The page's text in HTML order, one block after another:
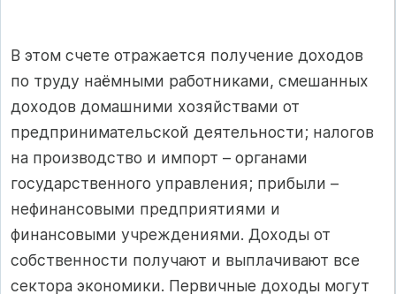
В этом счете отражается получение доходов
по труду наёмными работниками, смешанных
доходов домашними хозяйствами от
предпринимательской деятельности; налогов
на производство и импорт – органами
государственного управления; прибыли –
нефинансовыми предприятиями и
финансовыми учреждениями. Доходы от
собственности получают и выплачивают все
сектора экономики. Первичные доходы могут